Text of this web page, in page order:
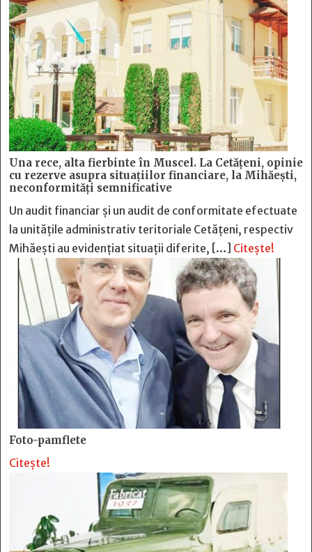
Una rece, alta fierbinte în Muscel. La Cetăţeni, opinie
cu rezerve asupra situaţiilor financiare, la Mihăeşti,
neconformităţi semnificative
Un audit financiar și un audit de conformitate efectuate
la unitățile administrativ teritoriale Cetățeni, respectiv
Mihăești au evidențiat situații diferite, […] Citește!
Foto-pamflete
Citește!